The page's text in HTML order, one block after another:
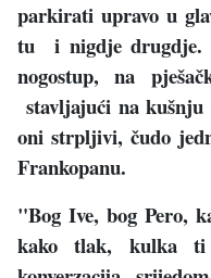
parkirati upravo u
tu i nigdje drugdje.
nogostup, na
stavljajući na
oni strpljivi, čudo
Frankopanu.
"Bog Ive, bog Pero,
kako tlak, kulka ti